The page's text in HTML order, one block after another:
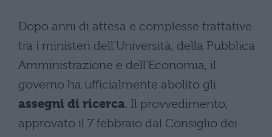
Dopo anni di attesa e complesse trattative
tra i ministeri dell’Università, della Pubblica
Amministrazione e dell’Economia, il
governo ha ufficialmente abolito gli
assegni di ricerca. Il provvedimento,
approvato il 7 febbraio dal Consiglio dei